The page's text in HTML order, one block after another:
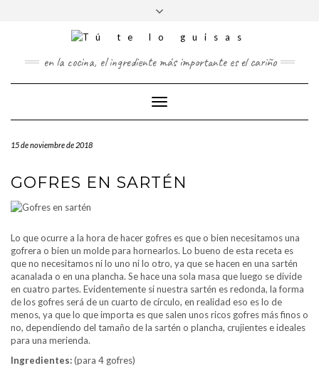
TWITTERPINTEREST
cabecera
en la cocina, el ingrediente más importante es el cariño
Cambiar
modo
15 de noviembre de 2018
GOFRES EN SARTÉN
Lo que ocurre a la hora de hacer gofres es que o bien necesitamos una
gofrera o bien un molde para hornearlos. Lo bueno de esta receta es
que no necesitamos ni lo uno ni lo otro, ya que se hacen en una sartén
acanalada o en una plancha. Se hace una sola masa que luego se divide
en cuatro partes. Evidentemente si nuestra sartén es redonda, la forma
de los gofres será de un cuarto de círculo, en realidad eso es lo de
menos, ya que lo que importa es que salen unos ricos gofres más finos o
no, dependiendo del tamaño de la sartén o plancha, crujientes e ideales
para una merienda.
Ingredientes:(para 4 gofres)